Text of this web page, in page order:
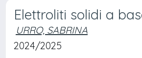
Elettroliti solidi a
URRO, SABRINA
2024/2025